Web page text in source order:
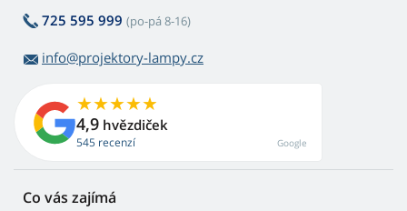
725 595 999 (po-pá 8-16)
info@projektory-lampy.cz
4,9 hvězdiček
545 recenzí Google
Co vás zajímá